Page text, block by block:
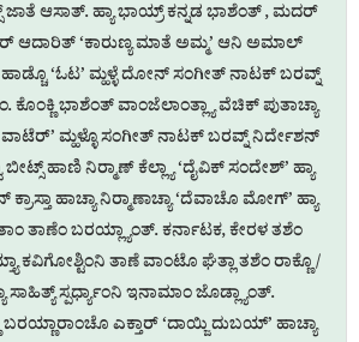
ಜಾತೆ ಆಸಾತ್. ಹ್ಯಾ ಭಾಯ್ರ್ ಕನ್ನಡ ಭಾಶೆಂತ್ , ಮದರ್
ಆದಾರಿತ್ ‘ಕಾರುಣ್ಯ ಮಾತೆ ಅಮ್ಮ’ ಆನಿ ಅಮಾಲ್
‘ಓಟ’ ಮ್ಹಳ್ಳೆ ದೋನ್ ಸಂಗೀತ್ ನಾಟಕ್ ಬರವ್ನ್
ಭಾಶೆಂತ್ ವಾಂಜೆಲಾಂತ್ಲ್ಯಾ ವೆಚಿಕ್ ಪುತಾಚ್ಯಾ
ಮ್ಹಳ್ಳೊ ಸಂಗೀತ್ ನಾಟಕ್ ಬರವ್ನ್ ನಿರ್ದೇಶನ್
ಬೀಟ್ಸ್ ಹಾಣಿ ನಿರ‍್ಮಾಣ್ ಕೆಲ್ಲ್ಯಾ ‘ದೈವಿಕ್ ಸಂದೇಶ್’ ಹ್ಯಾ
ಹಾಚ್ಯಾ ನಿರ‍್ಮಾಣಾಚ್ಯಾ ‘ದೆವಾಚೊ ಮೋಗ್’ ಹ್ಯಾ
ತಾಣೆಂ ಬರಯ್ಲ್ಯಾಂತ್. ಕರ್ನಾಟಕ, ಕೇರಳ ತಶೆಂ
ಕವಿಗೋಶ್ಟಿಂನಿ ತಾಣೆ ವಾಂಟೊ ಘೆತ್ಲಾ ತಶೆಂ ರಾಕ್ಣೊ /
ಸಾಹಿತ್ಯ್ ಸ್ಪರ್ಧ್ಯಾಂನಿ ಇನಾಮಾಂ ಜೊಡ್ಲ್ಯಾಂತ್.
ಬರಯ್ಣಾರಾಂಚೊ ಎಕ್ತಾರ್ ‘ದಾಯ್ಜಿ ದುಬಯ್’ ಹಾಚ್ಯಾ